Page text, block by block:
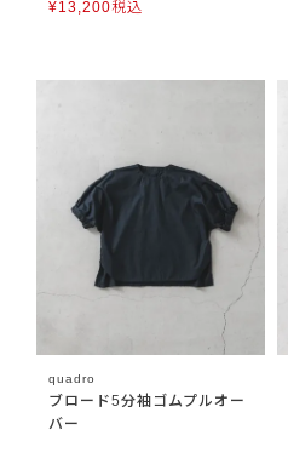
¥13,200税込
quadro
ブロード5分袖ゴムプルオー
バー